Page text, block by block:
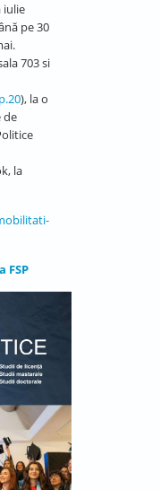
iulie
pe 30
703 si
), la o
de
la
FSP